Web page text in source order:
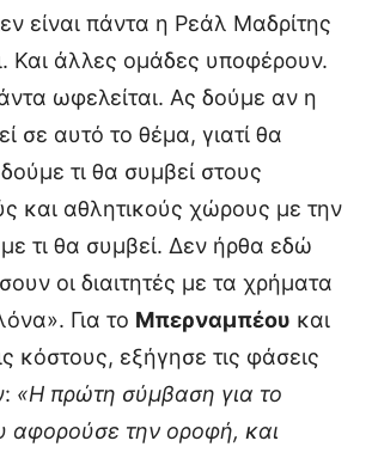
είναι πάντα η Ρεάλ Μαδρίτης
Και άλλες ομάδες υποφέρουν.
ωφελείται. Ας δούμε αν η
σε αυτό το θέμα, γιατί θα
τι θα συμβεί στους
και αθλητικούς χώρους με την
τι θα συμβεί. Δεν ήρθα εδώ
οι διαιτητές με τα χρήματα
Για το Μπερναμπέου και
κόστους, εξήγησε τις φάσεις
«Η πρώτη σύμβαση για το
αφορούσε την οροφή, και